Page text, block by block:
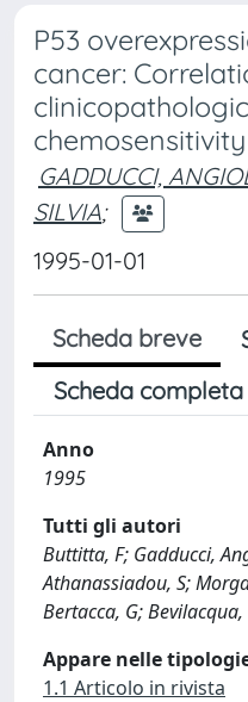
P53
cancer:
chemosensitivity
GADDUCCI,
SILVIA;
1995-01-01
Scheda breve
Scheda completa
Anno
1995
Tutti gli autori
Buttitta, F; Gadducci,
Athanassiadou, S;
Bertacca, G; Bevilacqua,
Appare nelle
1.1 Articolo in rivista